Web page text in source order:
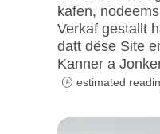
kafen,
Verkaf gestallt
datt dëse Site
Kanner a
estimated